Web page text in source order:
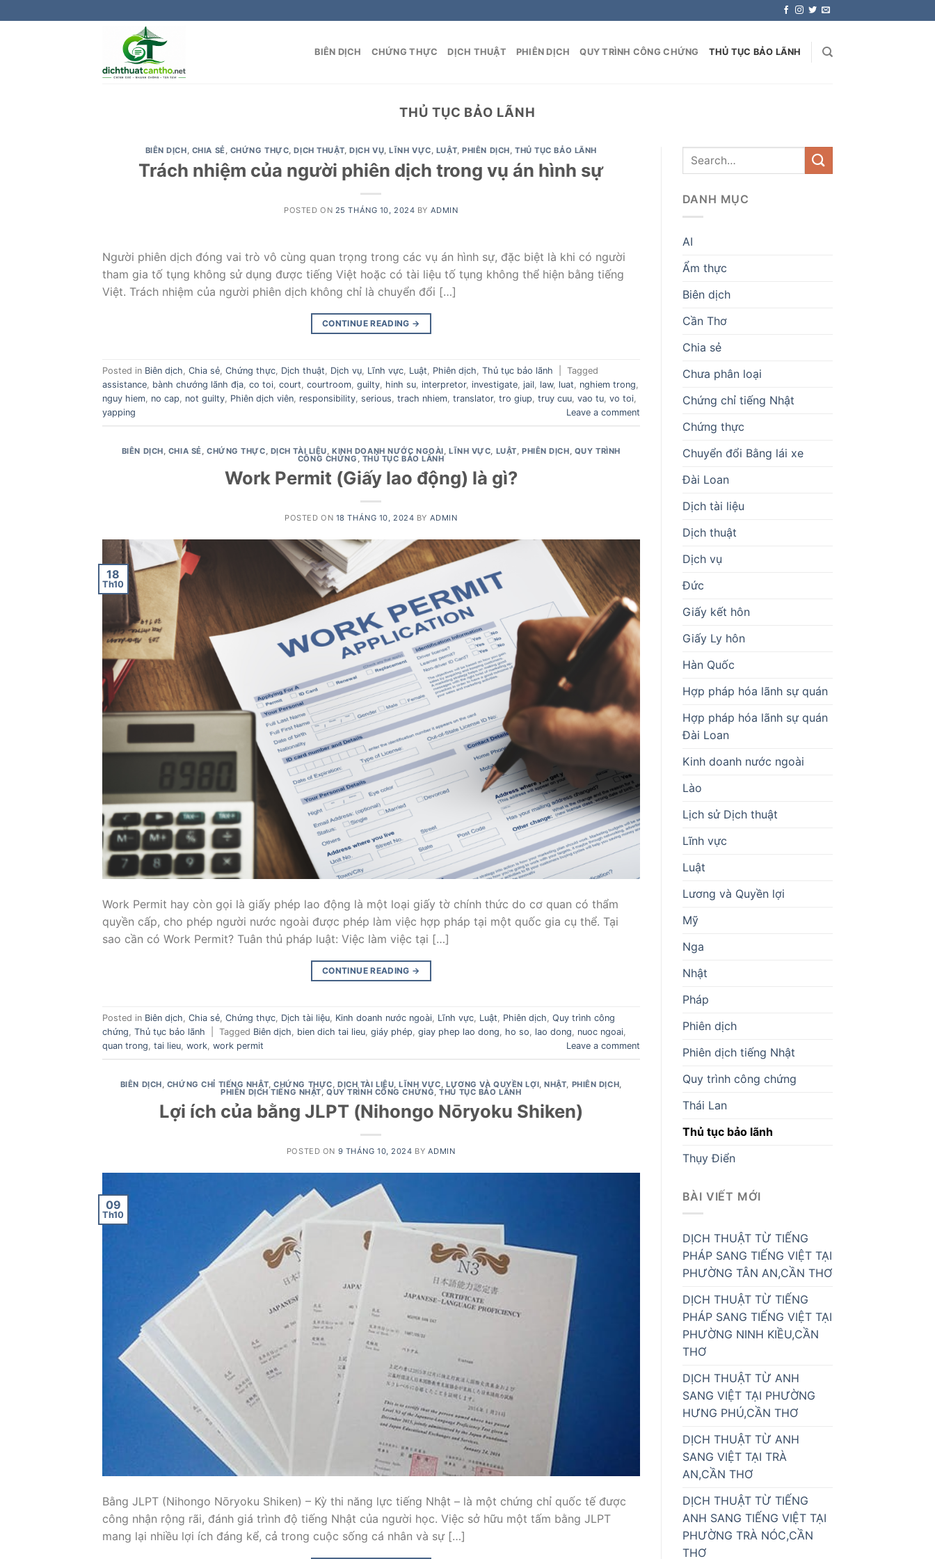
to
BIÊN DỊCH CHỨNG THỰC DỊCH THUẬT PHIÊN DỊCH QUY TRÌNH CÔNG CHỨNG THỦ TỤC BẢO LÃNH
THỦ TỤC BẢO LÃNH
BIÊN DỊCH, CHIA SẺ, CHỨNG THỰC,DỊCH THUẬT,DỊCH VỤ,LĨNH VỰC, LUẬT,PHIÊN DỊCH, THỦ TỤC BẢO LÃNH
Trách nhiệm của người phiên dịch trong vụ án hình sự
POSTED ON 25 THÁNG 10, 2024 BY ADMIN
Người phiên dịch đóng vai trò vô cùng quan trọng trong các vụ án hình sự, đặc biệt là khi có người
tham gia tố tụng không sử dụng được tiếng Việt hoặc có tài liệu tố tụng không thể hiện bằng tiếng
Việt. Trách nhiệm của người phiên dịch không chỉ là chuyển đổi […]
CONTINUE READING →
Posted in Biên dịch, Chia sẻ, Chứng thực, Dịch thuật, Dịch vụ, Lĩnh vực, Luật, Phiên dịch, Thủ tục bảo lãnh
Tagged
assistance, bành chướng lãnh địa, co toi, court, courtroom, guilty, hinh su, interpretor, investigate, jail, law, luat, nghiem trong,
nguy hiem, no cap, not guilty, Phiên dịch viên, responsibility, serious, trach nhiem, translator, tro giup, truy cuu, vao tu, vo toi,
yapping
Leave a comment
BIÊN DỊCH, CHIA SẺ, CHỨNG THỰC, DỊCH TÀI LIỆU,KINH DOANH NƯỚC NGOÀI, LĨNH VỰC, LUẬT, PHIÊN DỊCH, QUY TRÌNH
CÔNG CHỨNG , THỦ TỤC BẢO LÃNH
Work Permit (Giấy lao động) là gì?
POSTED ON 18 THÁNG 10, 2024 BY ADMIN
18
Th10
Work Permit hay còn gọi là giấy phép lao động là một loại giấy tờ chính thức do cơ quan có thẩm
quyền cấp, cho phép người nước ngoài được phép làm việc hợp pháp tại một quốc gia cụ thể. Tại
sao cần có Work Permit? Tuân thủ pháp luật: Việc làm việc tại […]
CONTINUE READING →
Posted in Biên dịch, Chia sẻ, Chứng thực, Dịch tài liệu, Kinh doanh nước ngoài, Lĩnh vực, Luật, Phiên dịch, Quy trình công
chứng, Thủ tục bảo lãnh Tagged Biên dịch, bien dich tai lieu, giáy phép, giay phep lao dong, ho so, lao dong, nuoc ngoai,
quan trong, tai lieu, work, work permit Leave a comment
BIÊN DỊCH, CHỨNG CHỈ TIẾNG NHẬT,CHỨNG THỰC, DỊCH TÀI LIỆU,LĨNH VỰC, LƯƠNG VÀ QUYỀN LỢI,NHẬT, PHIÊN DỊCH,
PHIÊN DỊCH TIẾNG NHẬT,QUY TRÌNH CÔNG CHỨNG,THỦ TỤC BẢO LÃNH
Lợi ích của bằng JLPT (Nihongo Nōryoku Shiken)
POSTED ON 9 THÁNG 10, 2024 BY ADMIN
09
Th10
Bằng JLPT (Nihongo Nōryoku Shiken) – Kỳ thi năng lực tiếng Nhật – là một chứng chỉ quốc tế được
công nhận rộng rãi, đánh giá trình độ tiếng Nhật của người học. Việc sở hữu một tấm bằng JLPT
mang lại nhiều lợi ích đáng kể, cả trong cuộc sống cá nhân và sự […]
DANH MỤC
AI
Ẩm thực
Biên dịch
Cần Thơ
Chia sẻ
Chưa phân loại
Chứng chỉ tiếng Nhật
Chứng thực
Chuyển đổi Bằng lái xe
Đài Loan
Dịch tài liệu
Dịch thuật
Dịch vụ
Đức
Giấy kết hôn
Giấy Ly hôn
Hàn Quốc
Hợp pháp hóa lãnh sự quán
Hợp pháp hóa lãnh sự quán
Đài Loan
Kinh doanh nước ngoài
Lào
Lịch sử Dịch thuật
Lĩnh vực
Luật
Lương và Quyền lợi
Mỹ
Nga
Nhật
Pháp
Phiên dịch
Phiên dịch tiếng Nhật
Quy trình công chứng
Thái Lan
Thủ tục bảo lãnh
Thụy Điển
BÀI VIẾT MỚI
DỊCH THUẬT TỪ TIẾNG
PHÁP SANG TIẾNG VIỆT TẠI
PHƯỜNG TÂN AN,CẦN THƠ
DỊCH THUẬT TỪ TIẾNG
PHÁP SANG TIẾNG VIỆT TẠI
PHƯỜNG NINH KIỀU,CẦN
THƠ
DỊCH THUẬT TỪ ANH
SANG VIỆT TẠI PHƯỜNG
HƯNG PHÚ,CẦN THƠ
DỊCH THUẬT TỪ ANH
SANG VIỆT TẠI TRÀ
AN,CẦN THƠ
DỊCH THUẬT TỪ TIẾNG
ANH SANG TIẾNG VIỆT TẠI
PHƯỜNG TRÀ NÓC,CẦN
THƠ